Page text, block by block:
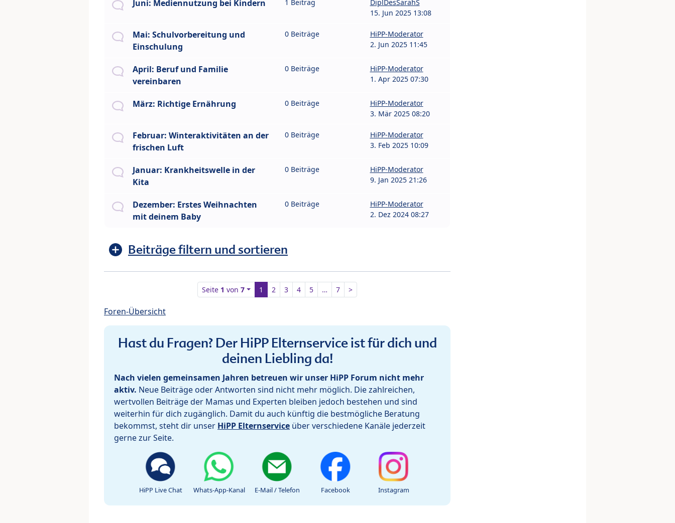
Juni: Mediennutzung bei Kindern 1 Beitrag
DiplDesSarahS
15. Jun 2025 13:08
Mai: Schulvorbereitung und
Einschulung
0 Beiträge
HiPP-Moderator
2. Jun 2025 11:45
April: Beruf und Familie
vereinbaren
0 Beiträge
HiPP-Moderator
1. Apr 2025 07:30
März: Richtige Ernährung 0 Beiträge
HiPP-Moderator
3. Mär 2025 08:20
Februar: Winteraktivitäten an der
frischen Luft
0 Beiträge
HiPP-Moderator
3. Feb 2025 10:09
Januar: Krankheitswelle in der
Kita
0 Beiträge
HiPP-Moderator
9. Jan 2025 21:26
Dezember: Erstes Weihnachten
mit deinem Baby
0 Beiträge
HiPP-Moderator
2. Dez 2024 08:27
Beiträge filtern und sortieren
Seite 1 von7 1 2 3 4 5 … 7 >
Foren-Übersicht
Hast du Fragen? Der HiPP Elternservice ist für dich und
deinen Liebling da!
Nach vielen gemeinsamen Jahren betreuen wir unser HiPP Forum nicht mehr
aktiv. Neue Beiträge oder Antworten sind nicht mehr möglich. Die zahlreichen,
wertvollen Beiträge der Mamas und Experten bleiben jedoch bestehen und sind
weiterhin für dich zugänglich. Damit du auch künftig die bestmögliche Beratung
bekommst, steht dir unser HiPP Elternservice über verschiedene Kanäle jederzeit
gerne zur Seite.
HiPP Live Chat Whats-App-Kanal E-Mail / Telefon Facebook Instagram